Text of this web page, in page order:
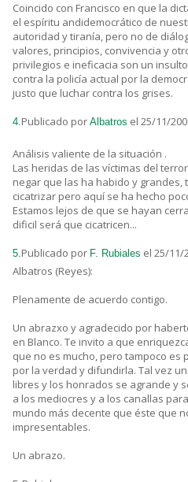
Coincido con Francisco en que la
el espíritu andidemocrático de
autoridad y tiranía, pero no de
valores, principios, convivencia y
privilegios e ineficacia son un
contra la policía actual por la
justo que luchar contra los grises.
4.Publicado por Albatros el 25/11/
Análisis valiente de la situación .
Las heridas de las víctimas del
negar que las ha habido y
cicatrizar pero aquí se ha hecho
Estamos lejos de que se hayan
dificil será que cicatricen...
5.Publicado por F. Rubiales el 25/11/
Albatros (Reyes):
Plenamente de acuerdo contigo.
Un abrazxo y agradecido por
en Blanco. Te invito a que
que no es mucho, pero tampoco es
por la verdad y difundirla. Tal vez
libres y los honrados se agrande y
a los mediocres y a los canallas
mundo más decente que éste que
impresentables.
Un abrazo.